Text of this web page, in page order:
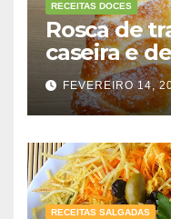
RECEITAS DOCES
Rosca de
caseira e
FEVEREIRO 14,
RECEITAS SALGADAS